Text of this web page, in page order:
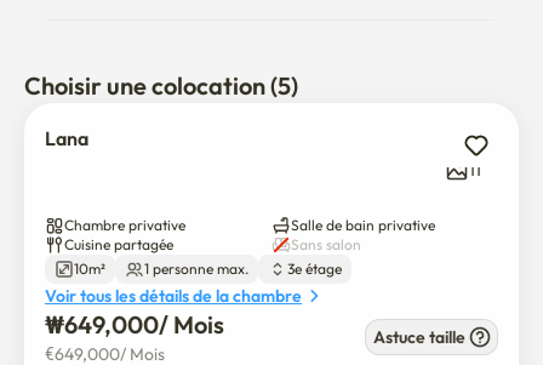
⸻
✅ Sécurité et hygiène
	1. Installation d'un système anti-virus de l'UNESCO
l'ensemble du bâtiment
	3. Multiples caméras de surveillance 24h/24 pour une
couverture complète
	4. Système de verrouillage numérique moderne de la
porte principale
Choisir une colocation (5)
Lana
11
Chambre privative
Salle de bain privative
Cuisine partagée
Sans salon
10m²
1 personne max. 3e étage
Voir tous les détails de la chambre
₩649,000/ Mois
€649,000/ Mois
Astuce taille